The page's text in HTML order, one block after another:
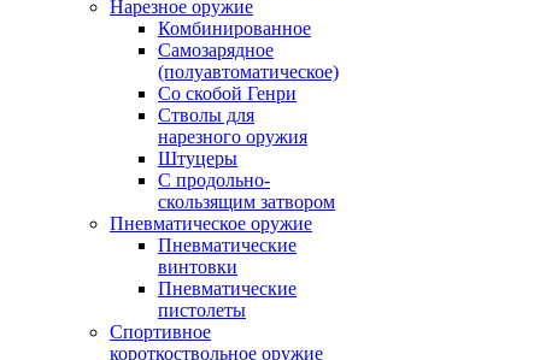
Нарезное оружие
Комбинированное
Самозарядное
(полуавтоматическое)
Со скобой Генри
Стволы для
нарезного оружия
Штуцеры
С продольно-
скользящим затвором
Пневматическое оружие
Пневматические
винтовки
Пневматические
пистолеты
Спортивное
короткоствольное оружие